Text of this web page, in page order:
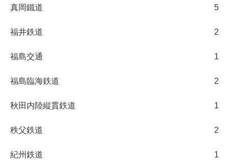
真岡鐵道 5
福井鉄道 2
福島交通 1
福島臨海鉄道 2
秋田内陸縦貫鉄道 1
秩父鉄道 2
紀州鉄道 1